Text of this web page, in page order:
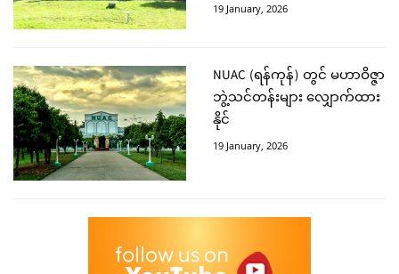
19 January, 2026
NUAC (ရန်ကုန်) တွင် မဟာဝိဇ္ဇာ
ဘွဲ့သင်တန်းများ လျှောက်ထား
နိုင်
19 January, 2026